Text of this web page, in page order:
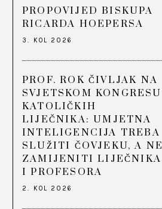
PROPOVIJED BISKUPA
RICARDA HOEPERSA
3. KOL 2026
PROF. ROK ČIVLJAK NA
SVJETSKOM KONGRESU
KATOLIČKIH
LIJEČNIKA: UMJETNA
INTELIGENCIJA TREBA
SLUŽITI ČOVJEKU, A NE
ZAMIJENITI LIJEČNIKA
I PROFESORA
2. KOL 2026